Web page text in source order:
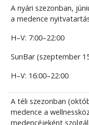
A nyári szezonban,
a medence
H–V: 7:00–22:00
SunBar (szeptember
H–V: 16:00–22:00
A téli szezonban
medence a
medencéjeként szolgál.